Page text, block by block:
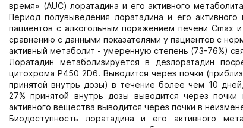
время» (AUC) лоратадина и его активного
Пе­риод полувыведения лоратадина и его
пациентов с алкогольным поражением печени Cmax
сравнению с данными показателями у пациентов с
активный метаболит - умеренную степень (73-76%)
Лоратадин метаболизируется в дезлоратадин
цитохрома Р450 2D6. Выводится через почки
принятой внутрь дозы) в течение более чем 10
27% принятой внутрь дозы выводится через
активного вещества выводится через почки в
Биодоступность лоратадина и его активного